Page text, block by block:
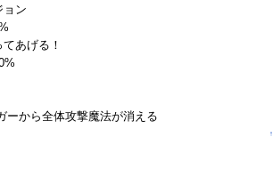
ョン
あげる！
ーから全体攻撃魔法が消える
↑